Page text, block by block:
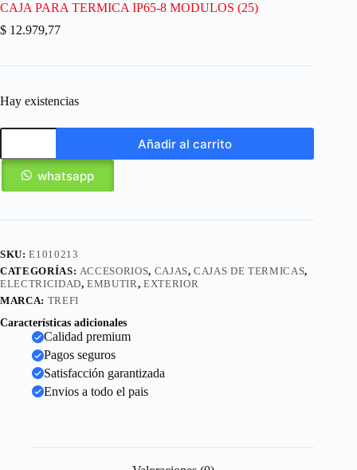
CAJA PARA TERMICA IP65-8 MODULOS (25)
$ 12.979,77
Hay existencias
Añadir al carrito
whatsapp
SKU:E1010213
CATEGORÍAS: ACCESORIOS, CAJAS,CAJAS DE TERMICAS,
ELECTRICIDAD,EMBUTIR, EXTERIOR
MARCA: TREFI
Características adicionales
Calidad premium
Pagos seguros
Satisfacción garantizada
Envios a todo el pais